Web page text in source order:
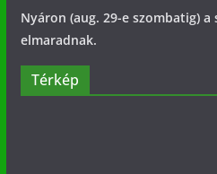
Nyáron (aug. 29-e szombatig)
elmaradnak.
Térkép